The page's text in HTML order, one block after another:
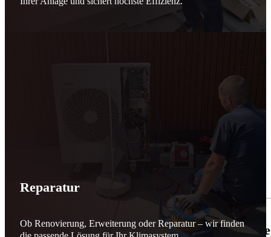
🌬️☀️ Mehr erneuerbare Energie für
Reparatur
Ob Renovierung, Erweiterung oder Reparatur – wir finden